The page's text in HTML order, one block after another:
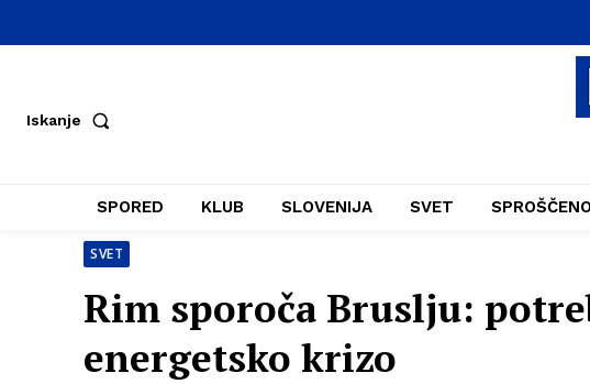
Iskanje
SPORED KLUB SLOVENIJA SVET SPROŠČENO
SVET
Rim sporoča Bruslju:
energetsko krizo